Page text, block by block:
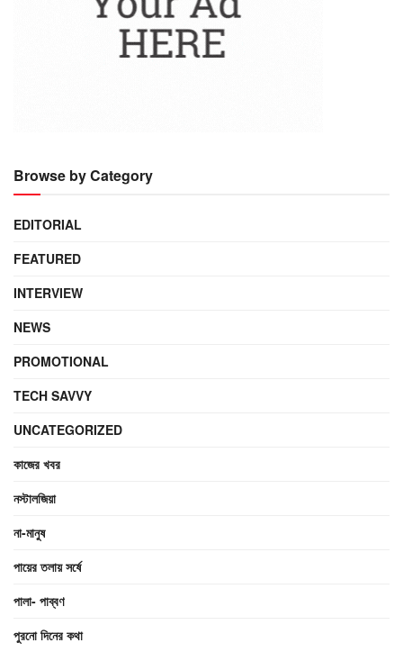
Browse by Category
EDITORIAL
FEATURED
INTERVIEW
NEWS
PROMOTIONAL
TECH SAVVY
UNCATEGORIZED
কাজের খবর
নস্টালজিয়া
না-মানুষ
পায়ের তলায় সর্ষে
পালা- পাব্বণ
পুরনো দিনের কথা